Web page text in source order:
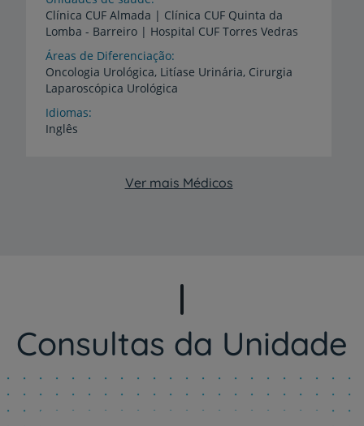
Clínica CUF Almada | Clínica CUF Quinta da
Lomba - Barreiro | Hospital CUF Torres Vedras
Áreas de Diferenciação
Oncologia Urológica, Litíase Urinária, Cirurgia
Laparoscópica Urológica
Idiomas
Inglês
Ver mais Médicos
Consultas da Unidade